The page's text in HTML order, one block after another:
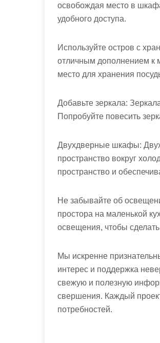
освобождая место в
удобного доступа.
Используйте остров с
отличным дополнением к
место для хранения
Добавьте зеркала:
Попробуйте повесить
Двухдверные шкафы:
пространство вокруг
пространство и
Не забывайте об
простора на маленькой
освещения, чтобы
Мы искренне
интерес и поддержка
свежую и полезную
свершения. Каждый
потребностей.